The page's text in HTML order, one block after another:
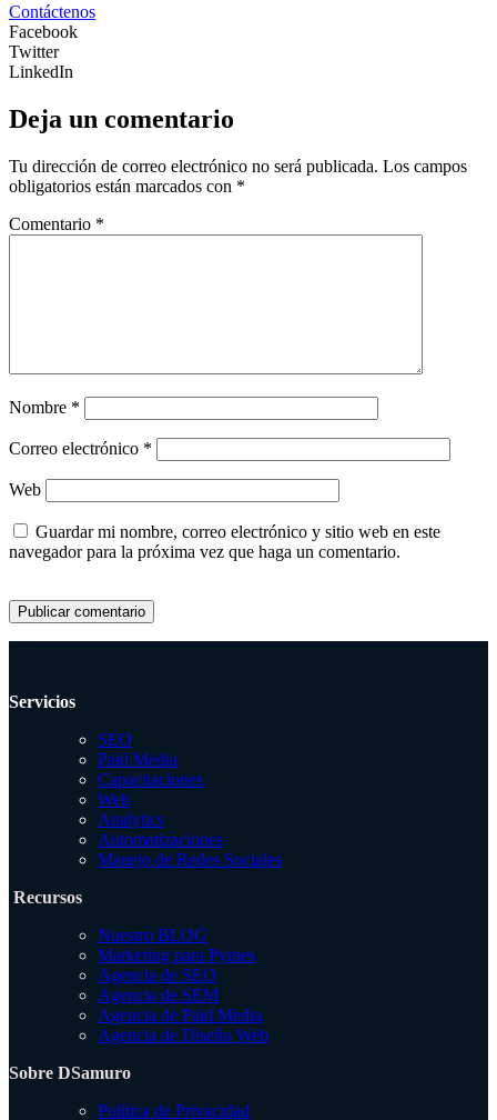
Contáctenos
Facebook
Twitter
LinkedIn
Deja un comentario
Tu dirección de correo electrónico no será publicada. Los campos
obligatorios están marcados con *
Comentario *
Nombre *
Correo electrónico *
Web
Guardar mi nombre, correo electrónico y sitio web en este
navegador para la próxima vez que haga un comentario.
Servicios
SEO
Paid Media
Capacitaciones
Web
Analytics
Automatizaciones
Manejo de Redes Sociales
Recursos
Nuestro BLOG
Marketing para Pymes
Agencia de SEO
Agencia de SEM
Agencia de Paid Media
Agencia de Diseño Web
Sobre DSamuro
Política de Privacidad